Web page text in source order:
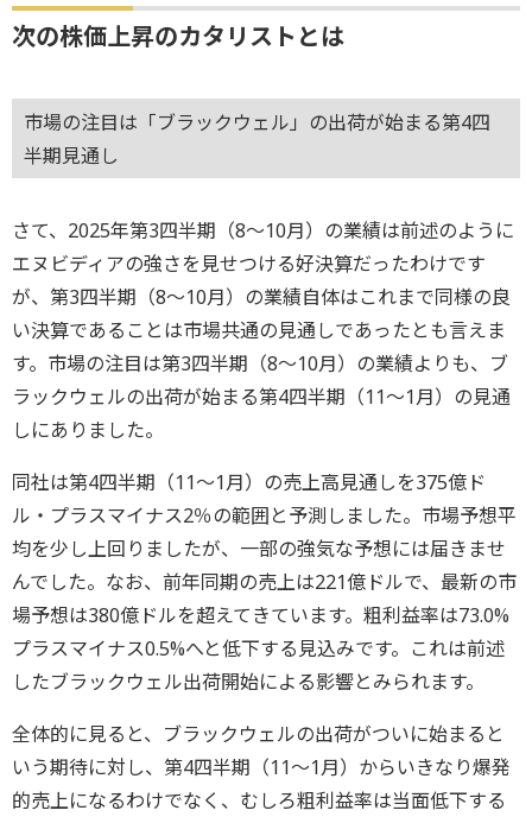
次の株価上昇のカタリストとは
市場の注目は「ブラックウェル」の出荷が始まる第4四
半期見通し
さて、2025年第3四半期（8～10月）の業績は前述のように
エヌビディアの強さを見せつける好決算だったわけです
が、第3四半期（8～10月）の業績自体はこれまで同様の良
い決算であることは市場共通の見通しであったとも言えま
す。市場の注目は第3四半期（8～10月）の業績よりも、ブ
ラックウェルの出荷が始まる第4四半期（11～1月）の見通
しにありました。
同社は第4四半期（11～1月）の売上高見通しを375億ド
ル・プラスマイナス2％の範囲と予測しました。市場予想平
均を少し上回りましたが、一部の強気な予想には届きませ
んでした。なお、前年同期の売上は221億ドルで、最新の市
場予想は380億ドルを超えてきています。粗利益率は73.0%
プラスマイナス0.5%へと低下する見込みです。これは前述
したブラックウェル出荷開始による影響とみられます。
全体的に見ると、ブラックウェルの出荷がついに始まると
いう期待に対し、第4四半期（11～1月）からいきなり爆発
的売上になるわけでなく、むしろ粗利益率は当面低下する